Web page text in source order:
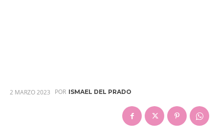
2 MARZO 2023 POR ISMAEL DEL PRADO